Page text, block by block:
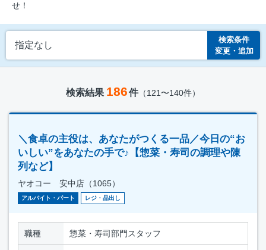
せ！
指定なし
検索条件
変更・追加
検索結果 186件（121〜140件）
＼食卓の主役は、あなたがつくる一品／今日の“お
いしい”をあなたの手で♪【惣菜・寿司の調理や陳
列など】
ヤオコー 安中店（1065）
アルバイト・パート レジ・品出し
職種 惣菜・寿司部門スタッフ